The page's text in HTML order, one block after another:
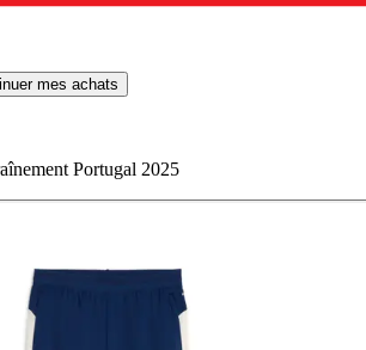
mes achats
Portugal 2025